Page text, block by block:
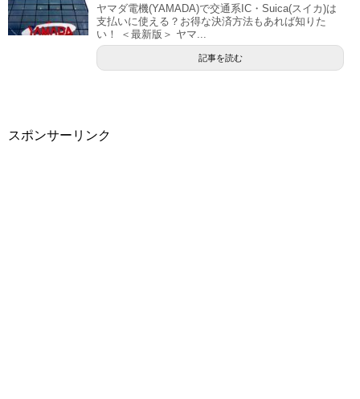
ヤマダ電機(YAMADA)で交通系IC・Suica(スイカ)は
支払いに使える？お得な決済方法もあれば知りた
い！ ＜最新版＞ ヤマ...
記事を読む
スポンサーリンク